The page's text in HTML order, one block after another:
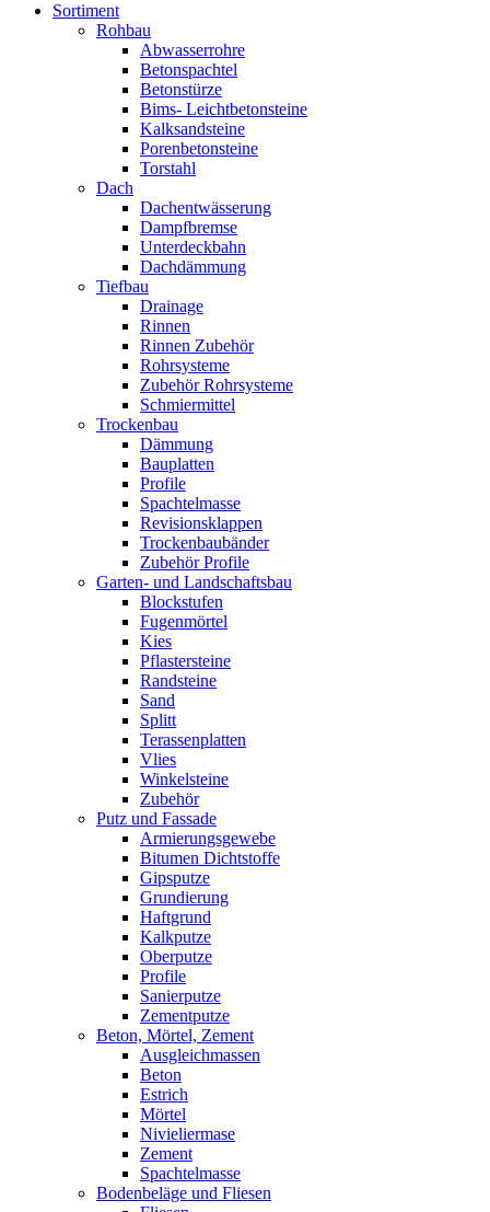
Sortiment
Rohbau
Abwasserrohre
Betonspachtel
Betonstürze
Bims- Leichtbetonsteine
Kalksandsteine
Porenbetonsteine
Torstahl
Dach
Dachentwässerung
Dampfbremse
Unterdeckbahn
Dachdämmung
Tiefbau
Drainage
Rinnen
Rinnen Zubehör
Rohrsysteme
Zubehör Rohrsysteme
Schmiermittel
Trockenbau
Dämmung
Bauplatten
Profile
Spachtelmasse
Revisionsklappen
Trockenbaubänder
Zubehör Profile
Garten- und Landschaftsbau
Blockstufen
Fugenmörtel
Kies
Pflastersteine
Randsteine
Sand
Splitt
Terassenplatten
Vlies
Winkelsteine
Zubehör
Putz und Fassade
Armierungsgewebe
Bitumen Dichtstoffe
Gipsputze
Grundierung
Haftgrund
Kalkputze
Oberputze
Profile
Sanierputze
Zementputze
Beton, Mörtel, Zement
Ausgleichmassen
Beton
Estrich
Mörtel
Nivieliermase
Zement
Spachtelmasse
Bodenbeläge und Fliesen